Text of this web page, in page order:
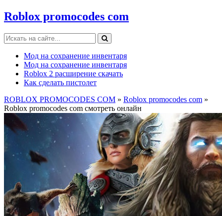
Roblox promocodes com
Мод на сохранение инвентаря
Мод на сохранение инвентаря
Roblox 2 расширение скачать
Как сделать пистолет
ROBLOX PROMOCODES COM » Roblox promocodes com »
Roblox promocodes com смотреть онлайн